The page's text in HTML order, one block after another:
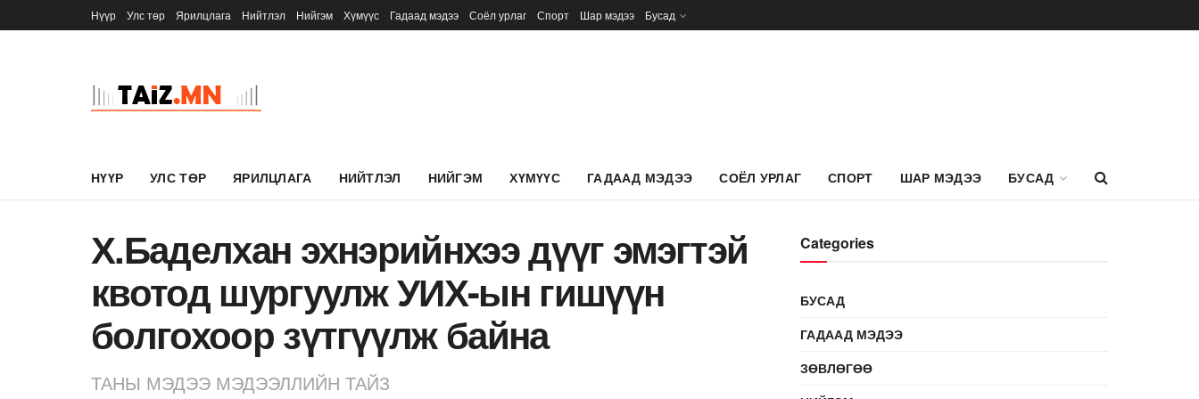
Нүүр Улс төр Ярилцлага Нийтлэл Нийгэм Хүмүүс Гадаад мэдээ Соёл урлаг Спорт Шар мэдээ Бусад
НҮҮР УЛС ТӨР ЯРИЛЦЛАГА НИЙТЛЭЛ НИЙГЭМ ХҮМҮҮС ГАДААД МЭДЭЭ СОЁЛ УРЛАГ СПОРТ ШАР МЭДЭЭ БУСАД
Х.Баделхан эхнэрийнхээ дүүг эмэгтэй
квотод шургуулж УИХ-ын гишүүн
болгохоор зүтгүүлж байна
ТАНЫ МЭДЭЭ МЭДЭЭЛЛИЙН ТАЙЗ
Categories
БУСАД
ГАДААД МЭДЭЭ
ЗӨВЛӨГӨӨ